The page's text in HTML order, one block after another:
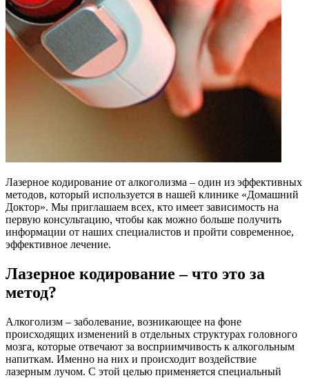
Лазерное кодирование от алкоголизма – один из эффективных
методов, который используется в нашей клинике «Домашний
Доктор». Мы приглашаем всех, кто имеет зависимость на
первую консультацию, чтобы как можно больше получить
информации от наших специалистов и пройти современное,
эффективное лечение.
Лазерное кодирование – что это за
метод?
Алкоголизм – заболевание, возникающее на фоне
происходящих изменений в отдельных структурах головного
мозга, которые отвечают за восприимчивость к алкогольным
напиткам. Именно на них и происходит воздействие
лазерным лучом. С этой целью применяется специальный